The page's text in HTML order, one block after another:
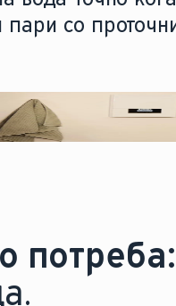
со
потреба: